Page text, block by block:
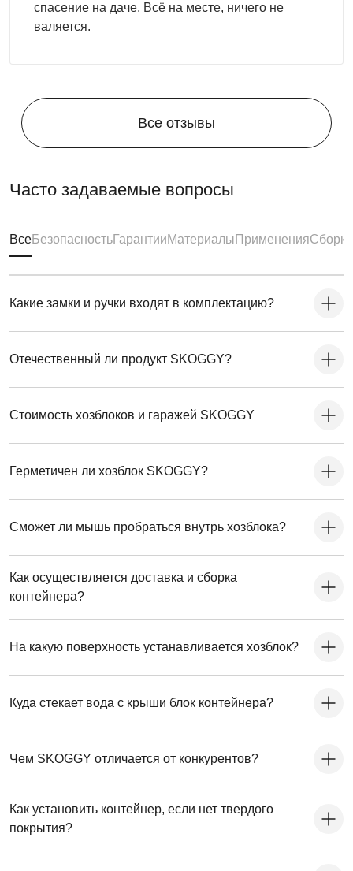
фундаментные блоки. Ниже представлена схема
расстановки:
спасение на даче. Всё на месте, ничего не
валяется.
Все отзывы
Часто задаваемые вопросы
ВсеБезопасностьГарантииМатериалы ПримененияСборка
Какие замки и ручки входят в комплектацию?
Отечественный ли продукт SKOGGY?
Стоимость хозблоков и гаражей SKOGGY
Герметичен ли хозблок SKOGGY?
Сможет ли мышь пробраться внутрь хозблока?
Как осуществляется доставка и сборка
контейнера?
На какую поверхность устанавливается хозблок?
Куда стекает вода с крыши блок контейнера?
Чем SKOGGY отличается от конкурентов?
Как установить контейнер, если нет твердого
покрытия?